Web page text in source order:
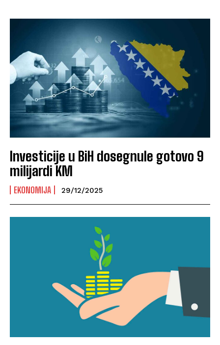
Investicije u BiH dosegnule gotovo 9
milijardi KM
EKONOMIJA 29/12/2025